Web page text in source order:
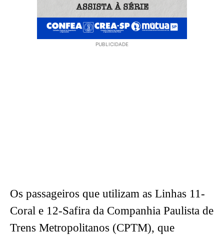
PUBLICIDADE
Os passageiros que utilizam as Linhas 11-
Coral e 12-Safira da Companhia Paulista de
Trens Metropolitanos (CPTM), que